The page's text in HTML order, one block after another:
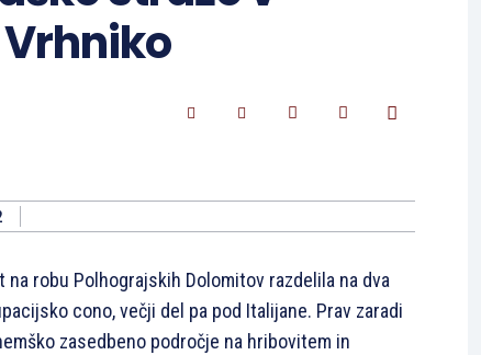
robu Polhograjskih Dolomitov razdelila na dva
cono, večji del pa pod Italijane. Prav zaradi
zasedbeno področje na hribovitem in